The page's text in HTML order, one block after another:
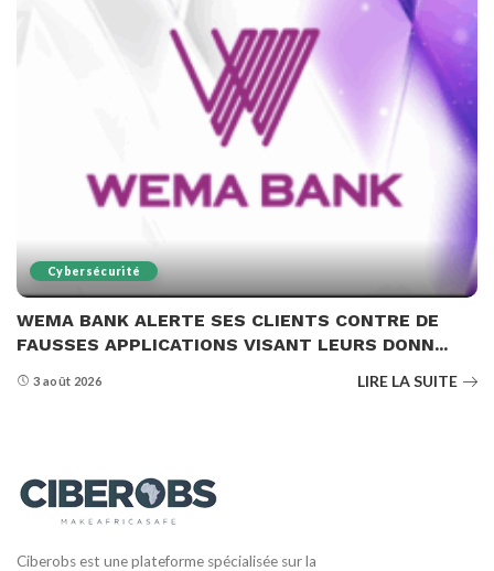
Cybersécurité
WEMA BANK ALERTE SES CLIENTS CONTRE DE
FAUSSES APPLICATIONS VISANT LEURS DONN...
3 août 2026 LIRE LA SUITE
Ciberobs est une plateforme spécialisée sur la